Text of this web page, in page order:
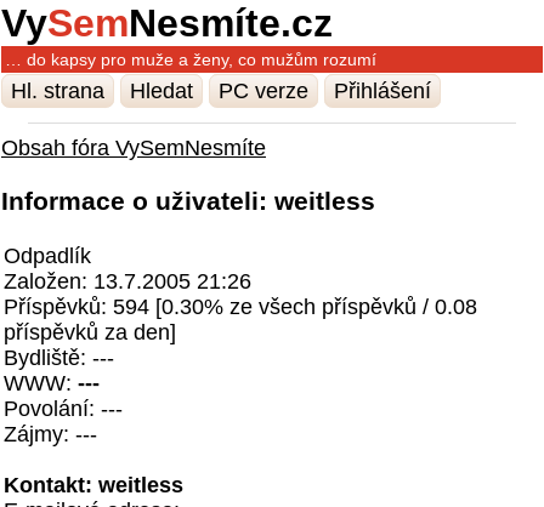
VySemNesmíte.cz
… do kapsy pro muže a ženy, co mužům rozumí
Hl. strana Hledat PC verze Přihlášení
Obsah fóra VySemNesmíte
Informace o uživateli: weitless
Odpadlík
Založen: 13.7.2005 21:26
Příspěvků: 594 [0.30% ze všech příspěvků / 0.08
příspěvků za den]
Bydliště: ---
WWW: ---
Povolání: ---
Zájmy: ---
Kontakt: weitless